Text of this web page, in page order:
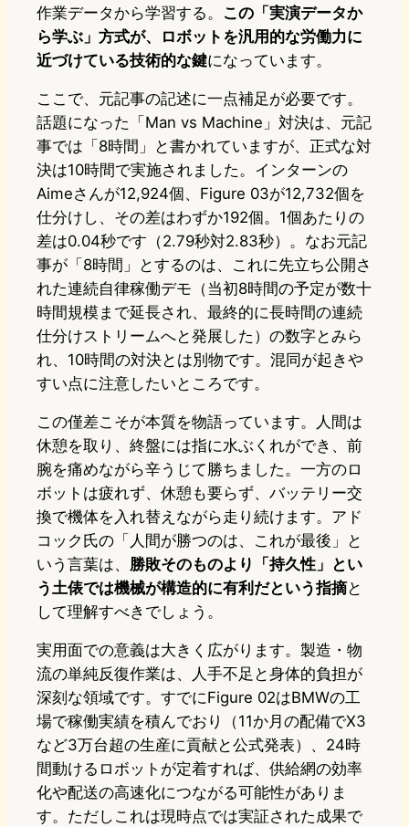
作業データから学習する。 この「実演データか
ら学ぶ」方式が、ロボットを汎用的な労働力に
近づけている技術的な鍵になっています。
ここで、元記事の記述に一点補足が必要です。
話題になった「Man vs Machine」対決は、元記
事では「8時間」と書かれていますが、正式な対
決は10時間で実施されました。インターンの
Aimeさんが12,924個、Figure 03が12,732個を
仕分けし、その差はわずか192個。1個あたりの
差は0.04秒です（2.79秒対2.83秒）。なお元記
事が「8時間」とするのは、これに先立ち公開さ
れた連続自律稼働デモ（当初8時間の予定が数十
時間規模まで延長され、最終的に長時間の連続
仕分けストリームへと発展した）の数字とみら
れ、10時間の対決とは別物です。混同が起きや
すい点に注意したいところです。
この僅差こそが本質を物語っています。人間は
休憩を取り、終盤には指に水ぶくれができ、前
腕を痛めながら辛うじて勝ちました。一方のロ
ボットは疲れず、休憩も要らず、バッテリー交
換で機体を入れ替えながら走り続けます。アド
コック氏の「人間が勝つのは、これが最後」と
いう言葉は、 勝敗そのものより「持久性」とい
う土俵では機械が構造的に有利だという指摘と
して理解すべきでしょう。
実用面での意義は大きく広がります。製造・物
流の単純反復作業は、人手不足と身体的負担が
深刻な領域です。すでにFigure 02はBMWの工
場で稼働実績を積んでおり（11か月の配備でX3
など3万台超の生産に貢献と公式発表）、24時
間動けるロボットが定着すれば、供給網の効率
化や配送の高速化につながる可能性がありま
す。ただしこれは現時点では実証された成果で